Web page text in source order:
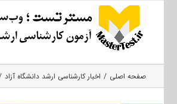
صفحه اصلی اخبار کارشناسی ارشد دانشگاه آزاد